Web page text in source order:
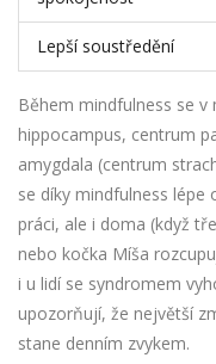
Lepší soustředění
Během mindfulness se
hippocampus, centrum
amygdala (centrum
se díky mindfulness lépe
práci, ale i doma (když
nebo kočka Míša
i u lidí se syndromem
upozorňují, že největší
stane denním zvykem.